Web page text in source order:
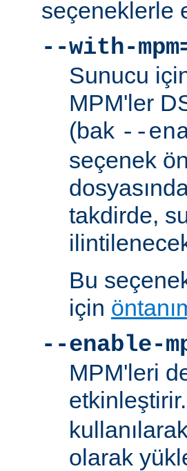
seçeneklerle
--with-
Sunucu
MPM'ler
(bak --
seçenek
takdirde,
Bu
için
--enable-
MPM'leri
etkinleştirir.
olarak